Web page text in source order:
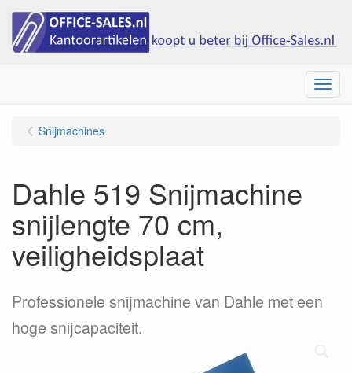
Menu
Snijmachines
Dahle 519 Snijmachine
snijlengte 70 cm,
veiligheidsplaat
Professionele snijmachine van Dahle met een
hoge snijcapaciteit.